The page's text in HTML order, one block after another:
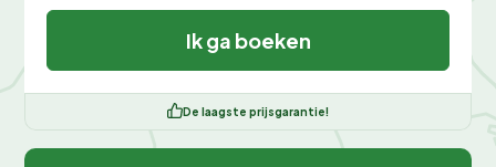
Ik ga boeken
De laagste prijsgarantie!